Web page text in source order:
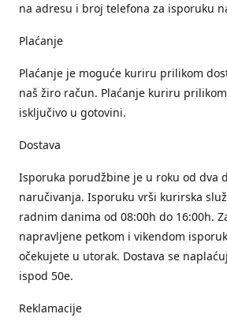
na adresu i broj telefona za isporuku
Plaćanje
Plaćanje je moguće kuriru prilikom
naš žiro račun. Plaćanje kuriru
isključivo u gotovini.
Dostava
Isporuka porudžbine je u roku od dva
naručivanja. Isporuku vrši kurirska
radnim danima od 08:00h do 16:00h.
napravljene petkom i vikendom
očekujete u utorak. Dostava se
ispod 50e.
Reklamacije